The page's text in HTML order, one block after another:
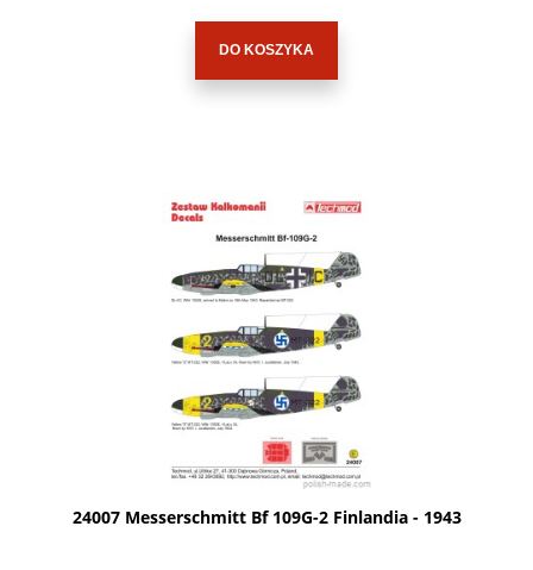
DO KOSZYKA
24007 Messerschmitt Bf 109G-2 Finlandia - 1943